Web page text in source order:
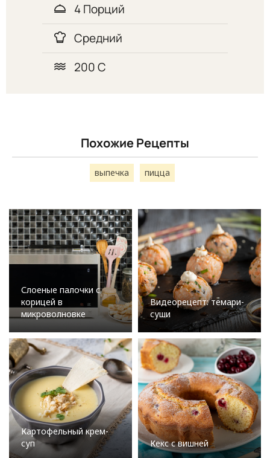
4 Порций
Средний
200 С
Похожие Рецепты
выпечка пицца
Слоеные палочки с
корицей в
микроволновке
Видеорецепт: темари-
суши
Картофельный крем-
суп
Кекс с вишней